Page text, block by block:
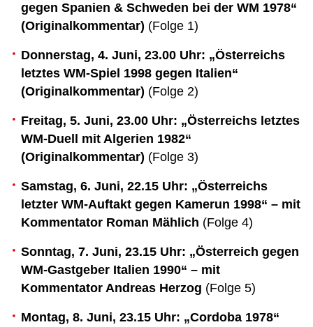
gegen Spanien & Schweden bei der WM 1978“
(Originalkommentar) (Folge 1)
Donnerstag, 4. Juni, 23.00 Uhr: „Österreichs
letztes WM-Spiel 1998 gegen Italien“
(Originalkommentar) (Folge 2)
Freitag, 5. Juni, 23.00 Uhr: „Österreichs letztes
WM-Duell mit Algerien 1982“
(Originalkommentar) (Folge 3)
Samstag, 6. Juni, 22.15 Uhr: „Österreichs
letzter WM-Auftakt gegen Kamerun 1998“ – mit
Kommentator Roman Mählich (Folge 4)
Sonntag, 7. Juni, 23.15 Uhr: „Österreich gegen
WM-Gastgeber Italien 1990“ – mit
Kommentator Andreas Herzog (Folge 5)
Montag, 8. Juni, 23.15 Uhr: „Cordoba 1978“